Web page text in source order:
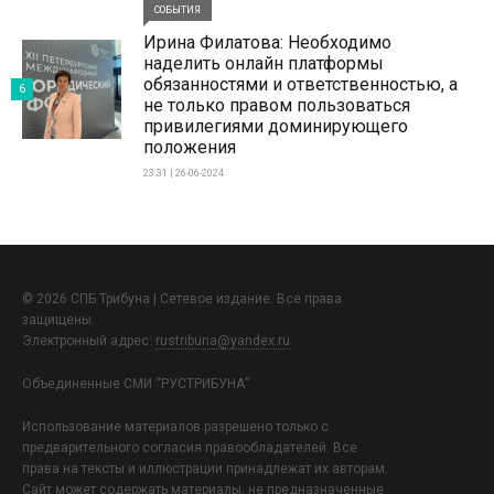
СОБЫТИЯ
Ирина Филатова: Необходимо
наделить онлайн платформы
обязанностями и ответственностью, а
не только правом пользоваться
привилегиями доминирующего
положения
23:31 | 26-06-2024
6
© 2026 СПБ Трибуна | Сетевое издание. Все права
защищены.
Электронный адрес: rustribuna@yandex.ru
Объединенные СМИ “РУСТРИБУНА”
Использование материалов разрешено только с
предварительного согласия правообладателей. Все
права на тексты и иллюстрации принадлежат их авторам.
Сайт может содержать материалы, не предназначенные